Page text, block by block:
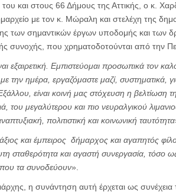
και στους 66 Δήμους της Αττικής, ο κ.
με τον κ. Μώραλη και στελέχη της
των σημαντικών έργων υποδομής και των
συνοχής, που χρηματοδοτούνται από την
εξαιρετική. Εμπιστεύομαι προσωπικά τον
την ημέρα, εργαζόμαστε μαζί, συστηματικά,
είναι κοινή μας στόχευση η βελτίωση
του μεγαλύτερου και πιο νευραλγικού
πολιτιστική και κοινωνική ταυτότητα
και έμπειρος δήμαρχος και αγαπητός
σταθερότητα και αγαστή συνεργασία,
τα συνοδεύουν».
η συνάντηση αυτή έρχεται ως